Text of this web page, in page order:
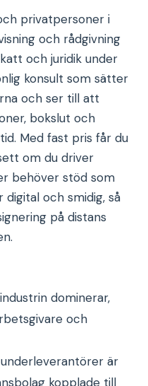
privatpersoner i
och rådgivning
och juridik under
konsult som sätter
och ser till att
bokslut och
Med fast pris får du
om du driver
behöver stöd som
och smidig, så
på distans
dominerar,
och
är
kopplade till